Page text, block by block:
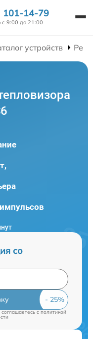
101-14-79
с 9:00 до 21:00
устройств
со
cполитикой